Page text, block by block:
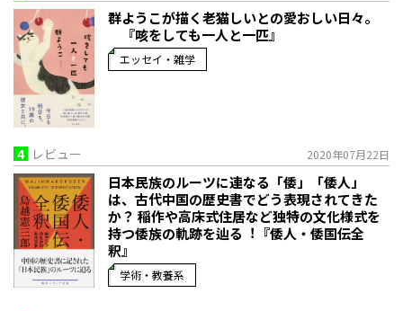
群ようこが描く老猫しいとの愛おしい日々。
『咳をしても一人と一匹』
エッセイ・雑学
4 レビュー 2020年07月22日
日本民族のルーツに連なる「倭」「倭人」
は、古代中国の歴史書でどう表現されてきた
か？ 稲作や高床式住居など独特の文化様式を
持つ倭族の軌跡を辿る︕『倭人・倭国伝全
釈』
学術・教養系